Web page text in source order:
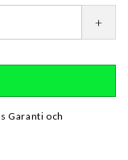
+
Garanti och